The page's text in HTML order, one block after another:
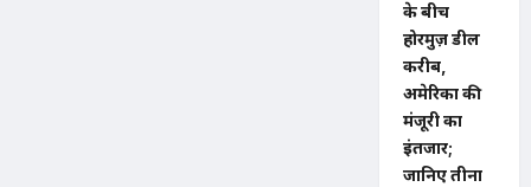
के बीच
होरमुज़ डील
करीब,
अमेरिका की
मंजूरी का
इंतजार;
जानिए तीनों